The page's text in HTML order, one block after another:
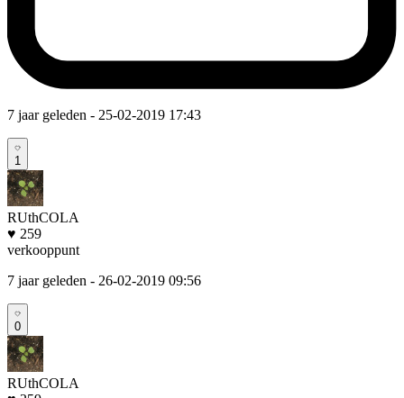
7 jaar geleden - 25-02-2019 17:43
1
RUthCOLA
♥ 259
verkooppunt
7 jaar geleden - 26-02-2019 09:56
0
RUthCOLA